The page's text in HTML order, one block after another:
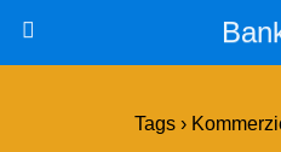
Tags ›